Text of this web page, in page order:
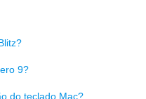
9?
do teclado Mac?